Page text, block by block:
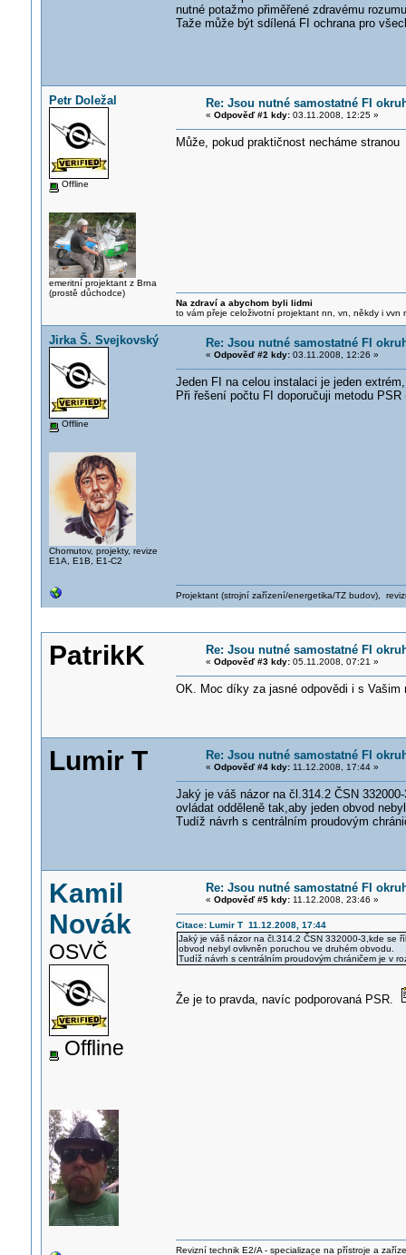
nutné potažmo přiměřené zdravému
Taže může být sdílená FI ochrana pro
Petr Doležal
Offline
emeritní projektant z Brna
(prostě důchodce)
Re: Jsou nutné samostatné FI
« Odpověď #1 kdy:03.11.2008, 12:25 »
Může, pokud praktičnost necháme stranou
Na zdraví a abychom byli lidmi
to vám přeje celoživotní projektant nn, vn, někdy i vvn
Jirka Š. Svejkovský
Offline
Chomutov, projekty, revize
E1A, E1B, E1-C2
Re: Jsou nutné samostatné FI
« Odpověď #2 kdy:03.11.2008, 12:26 »
Jeden FI na celou instalaci je jeden
Při řešení počtu FI doporučuji metodu
Projektant (strojní zařízení/energetika/TZ budov),
PatrikK Re: Jsou nutné samostatné FI
« Odpověď #3 kdy:05.11.2008, 07:21 »
OK. Moc díky za jasné odpovědi i s Vašim
Lumir T Re: Jsou nutné samostatné FI
« Odpověď #4 kdy:11.12.2008, 17:44 »
Jaký je váš názor na čl.314.2 ČSN
ovládat odděleně tak,aby jeden obvod
Tudíž návrh s centrálním proudovým
Kamil
Novák
OSVČ
Offline
Re: Jsou nutné samostatné FI
« Odpověď #5 kdy:11.12.2008, 23:46 »
Citace: Lumir T 11.12.2008, 17:44
Jaký je váš názor na čl.314.2 ČSN 332000-3,kde se
obvod nebyl ovlivněn poruchou ve druhém obvodu.
Tudíž návrh s centrálním proudovým chráničem je v
Že je to pravda, navíc podporovaná PSR.
Revizní technik E2/A - specializace na přístroje a